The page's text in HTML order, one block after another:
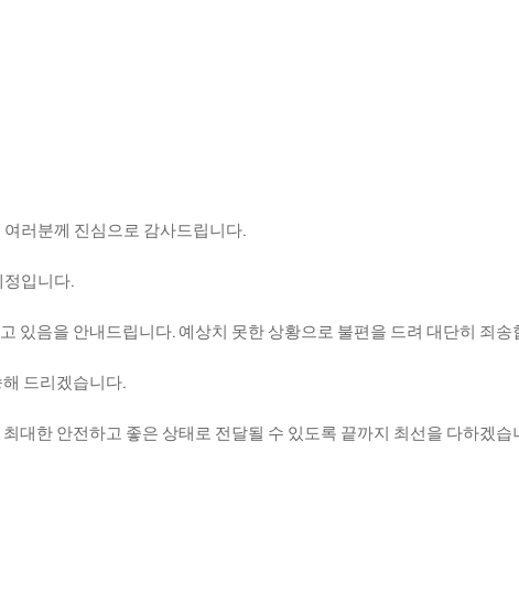
여러분께 진심으로 감사드립니다.
입니다.
있음을 안내드립니다. 예상치 못한 상황으로 불편을 드려 대단히 죄송
드리겠습니다.
대한 안전하고 좋은 상태로 전달될 수 있도록 끝까지 최선을 다하겠습